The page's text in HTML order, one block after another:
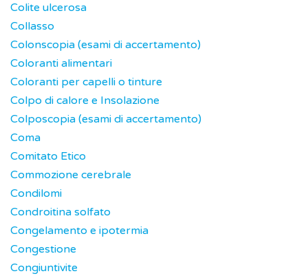
Colite ulcerosa
Collasso
Colonscopia (esami di accertamento)
Coloranti alimentari
Coloranti per capelli o tinture
Colpo di calore e Insolazione
Colposcopia (esami di accertamento)
Coma
Comitato Etico
Commozione cerebrale
Condilomi
Condroitina solfato
Congelamento e ipotermia
Congestione
Congiuntivite